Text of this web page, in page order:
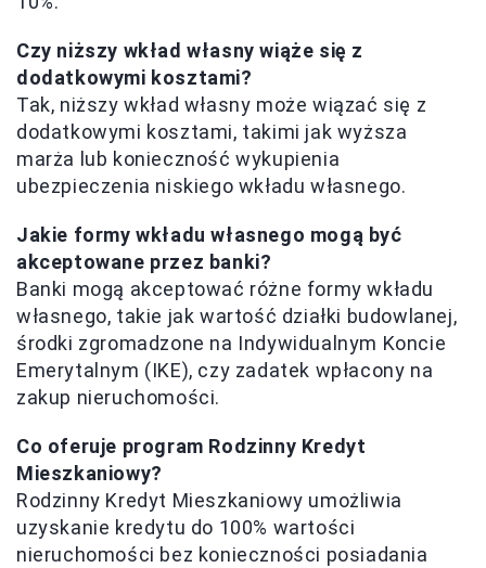
Czy niższy wkład własny wiąże się z
dodatkowymi kosztami?
Tak, niższy wkład własny może wiązać się z
dodatkowymi kosztami, takimi jak wyższa
marża lub konieczność wykupienia
ubezpieczenia niskiego wkładu własnego.
Jakie formy wkładu własnego mogą być
akceptowane przez banki?
Banki mogą akceptować różne formy wkładu
własnego, takie jak wartość działki budowlanej,
środki zgromadzone na Indywidualnym Koncie
Emerytalnym (IKE), czy zadatek wpłacony na
zakup nieruchomości.
Co oferuje program Rodzinny Kredyt
Mieszkaniowy?
Rodzinny Kredyt Mieszkaniowy umożliwia
uzyskanie kredytu do 100% wartości
nieruchomości bez konieczności posiadania